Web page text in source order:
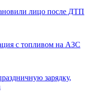
лицо после ДТП
с топливом на АЗС
зарядку,